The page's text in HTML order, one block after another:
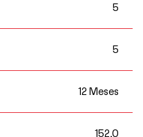
5
5
12 Meses
152,0